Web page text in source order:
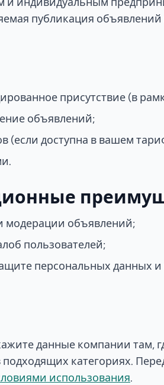
публикация
присутствие (в
объявлений;
(если доступна в вашем
модерации объявлений;
пользователей;
персональных данных
данные компании там,
категориях.
использования.